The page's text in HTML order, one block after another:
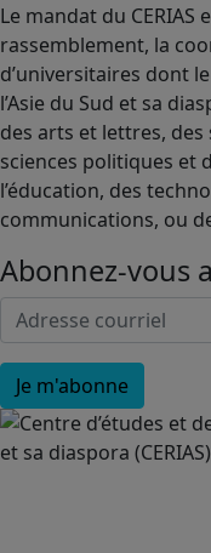
Le mandat du
rassemblement, la
d’universitaires dont
l’Asie du Sud et sa
des arts et lettres, des
sciences politiques et
l’éducation, des
communications, ou
Abonnez-vous